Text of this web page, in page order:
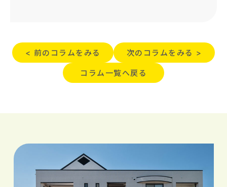
< 前のコラムをみる 次のコラムをみる >
コラム一覧へ戻る